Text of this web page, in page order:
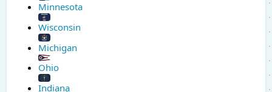
Minnesota
Wisconsin
Michigan
Ohio
Indiana